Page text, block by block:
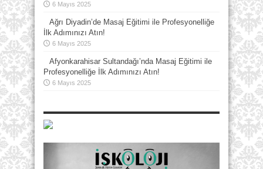
6 Mayıs 2025
Ağrı Diyadin’de Masaj Eğitimi ile Profesyonelliğe
İlk Adımınızı Atın!
6 Mayıs 2025
Afyonkarahisar Sultandağı’nda Masaj Eğitimi ile
Profesyonelliğe İlk Adımınızı Atın!
6 Mayıs 2025